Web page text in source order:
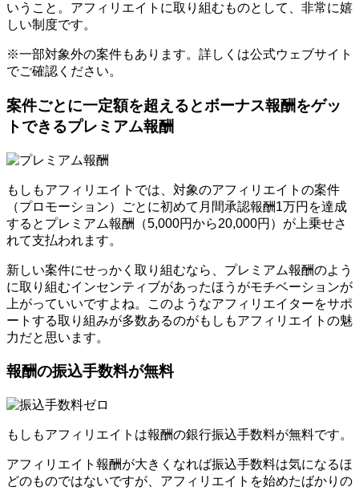
いうこと。アフィリエイトに取り組むものとして、非常に嬉
しい制度です。
※一部対象外の案件もあります。詳しくは公式ウェブサイト
でご確認ください。
案件ごとに一定額を超えるとボーナス報酬をゲッ
トできるプレミアム報酬
もしもアフィリエイトでは、対象のアフィリエイトの案件
（プロモーション）ごとに初めて月間承認報酬1万円を達成
するとプレミアム報酬（5,000円から20,000円）が上乗せさ
れて支払われます。
新しい案件にせっかく取り組むなら、プレミアム報酬のよう
に取り組むインセンティブがあったほうがモチベーションが
上がっていいですよね。このようなアフィリエイターをサポ
ートする取り組みが多数あるのがもしもアフィリエイトの魅
力だと思います。
報酬の振込手数料が無料
もしもアフィリエイトは報酬の銀行振込手数料が無料です。
アフィリエイト報酬が大きくなれば振込手数料は気になるほ
どのものではないですが、アフィリエイトを始めたばかりの